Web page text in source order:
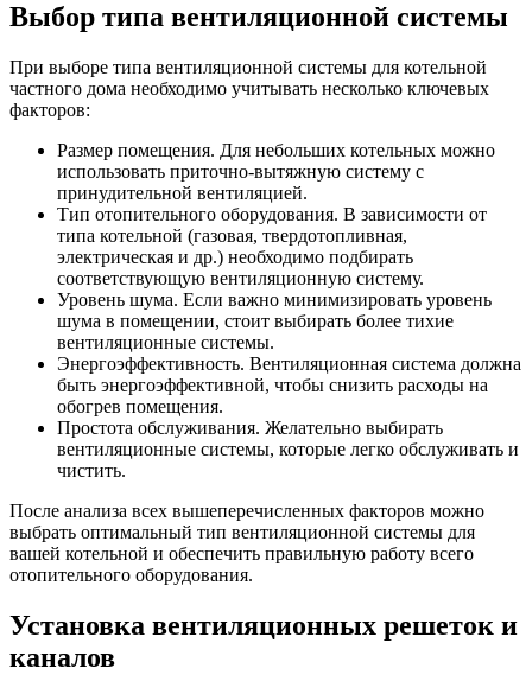
Выбор типа вентиляционной системы
При выборе типа вентиляционной системы для котельной
частного дома необходимо учитывать несколько ключевых
факторов:
Размер помещения. Для небольших котельных можно
использовать приточно-вытяжную систему с
принудительной вентиляцией.
Тип отопительного оборудования. В зависимости от
типа котельной (газовая, твердотопливная,
электрическая и др.) необходимо подбирать
соответствующую вентиляционную систему.
Уровень шума. Если важно минимизировать уровень
шума в помещении, стоит выбирать более тихие
вентиляционные системы.
Энергоэффективность. Вентиляционная система должна
быть энергоэффективной, чтобы снизить расходы на
обогрев помещения.
Простота обслуживания. Желательно выбирать
вентиляционные системы, которые легко обслуживать и
чистить.
После анализа всех вышеперечисленных факторов можно
выбрать оптимальный тип вентиляционной системы для
вашей котельной и обеспечить правильную работу всего
отопительного оборудования.
Установка вентиляционных решеток и
каналов